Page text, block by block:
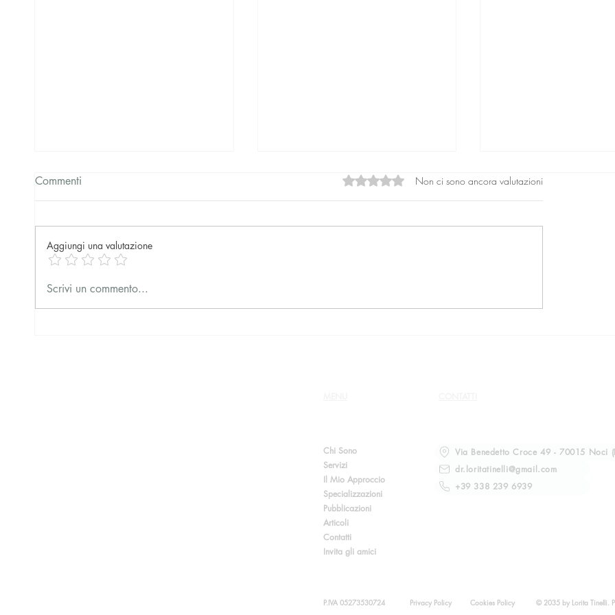
Prima presentazione del libro
Commenti Valutazione 0 stelle su 5.Non ci sono ancora valutazioni
Aggiungi una valutazione
Scrivi un commento...
Chi Sono
Servizi
Il Mio Approccio
Specializzazioni
Pubblicazioni
Articoli
Contatti
Invita gli amici
Via Benedetto Croce 49 - 70015 Noci
dr.loritatinelli@gmail.com
+39 338 239 6939
P.IVA 05273530724 Privacy Policy Cookies Policy © 2035 by Lorita Tinelli.